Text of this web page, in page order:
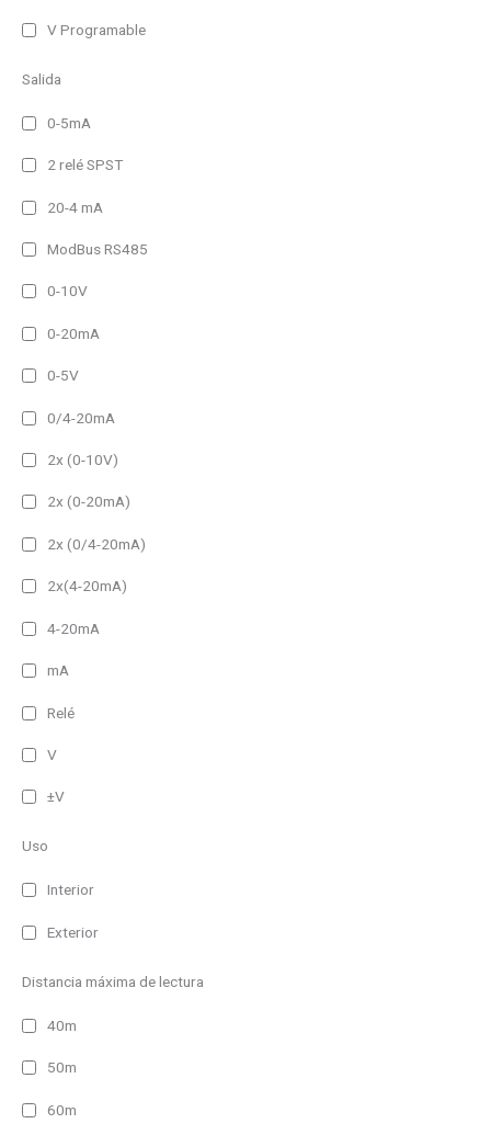
V Programable
Salida
0-5mA
2 relé SPST
20-4 mA
ModBus RS485
0-10V
0-20mA
0-5V
0/4-20mA
2x (0-10V)
2x (0-20mA)
2x (0/4-20mA)
2x(4-20mA)
4-20mA
mA
Relé
V
±V
Uso
Interior
Exterior
Distancia máxima de lectura
40m
50m
60m